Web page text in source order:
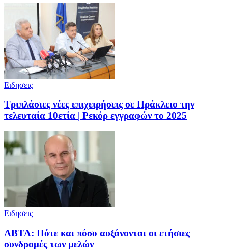
Ειδησεις
Τριπλάσιες νέες επιχειρήσεις σε Ηράκλειο την
τελευταία 10ετία | Ρεκόρ εγγραφών το 2025
Ειδησεις
ABTA: Πότε και πόσο αυξάνονται οι ετήσιες
συνδρομές των μελών